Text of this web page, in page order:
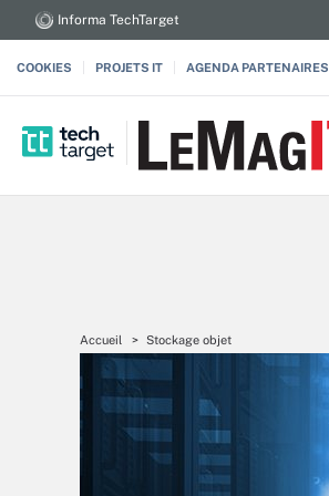
Informa TechTarget
COOKIES PROJETS IT AGENDA PARTENAIRES
Accueil Stockage objet